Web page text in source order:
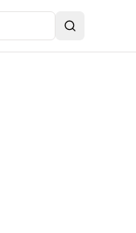
Buscar